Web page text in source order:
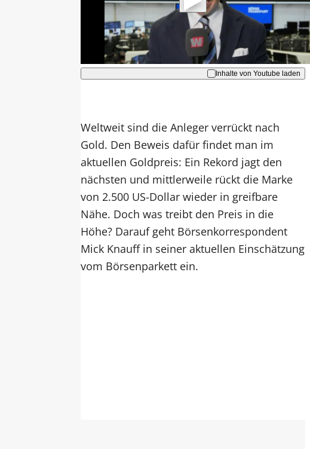
Hinweise dazu erhalten Sie in der
Datenschutzerklärung .
Akzeptieren
Inhalte von Youtube laden
Weltweit sind die Anleger verrückt nach
Gold. Den Beweis dafür findet man im
aktuellen Goldpreis: Ein Rekord jagt den
nächsten und mittlerweile rückt die Marke
von 2.500 US-Dollar wieder in greifbare
Nähe. Doch was treibt den Preis in die
Höhe? Darauf geht Börsenkorrespondent
Mick Knauff in seiner aktuellen Einschätzung
vom Börsenparkett ein.